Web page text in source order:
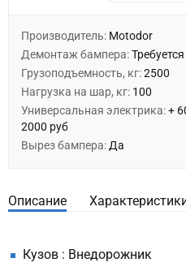
Производитель: Motodor
Демонтаж бампера:Требуется
Грузоподъемность, кг:2500
Нагрузка на шар, кг: 100
Универсальная электрика:+
2000 руб
Вырез бампера: Да
Описание
Кузов : Внедорожник